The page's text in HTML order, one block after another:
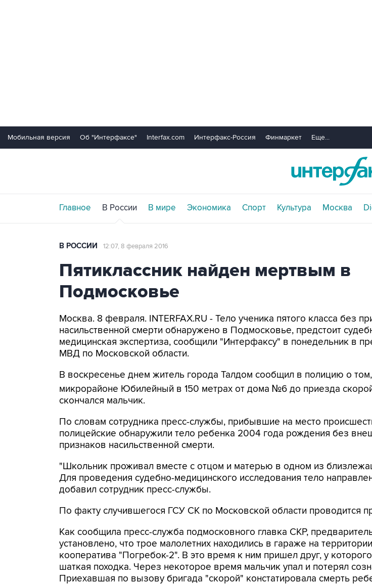
Мобильная версия Об "Интерфаксе" Interfax.com Интерфакс-Россия Финмаркет Еще...
Главное В России В мире Экономика Спорт Культура Москва
В РОССИИ 12:07, 8 февраля 2016
Пятиклассник найден мертвым в
Подмосковье
Москва. 8 февраля. INTERFAX.RU - Тело ученика пятого класса без
насильственной смерти обнаружено в Подмосковье, предстоит
медицинская экспертиза, сообщили "Интерфаксу" в понедельник в
МВД по Московской области.
В воскресенье днем житель города Талдом сообщил в полицию о
микрорайоне Юбилейный в 150 метрах от дома №6 до приезда
скончался мальчик.
По словам сотрудника пресс-службы, прибывшие на место
полицейские обнаружили тело ребенка 2004 года рождения без
признаков насильственной смерти.
"Школьник проживал вместе с отцом и матерью в одном из
Для проведения судебно-медицинского исследования тело
добавил сотрудник пресс-службы.
По факту случившегося ГСУ СК по Московской области проводится
Как сообщила пресс-служба подмосковного главка СКР,
установлено, что трое малолетних находились в гараже на
кооператива "Погребок-2". В это время к ним пришел друг, у
шаткая походка. Через некоторое время мальчик упал и потерял
Приехавшая по вызову бригада "скорой" констатировала смерть